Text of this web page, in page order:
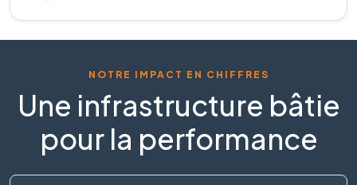
NOTRE IMPACT EN CHIFFRES
Une infrastructure bâtie
pour la performance